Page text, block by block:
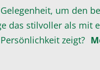
um den
das stilvoller als mit
zeigt?